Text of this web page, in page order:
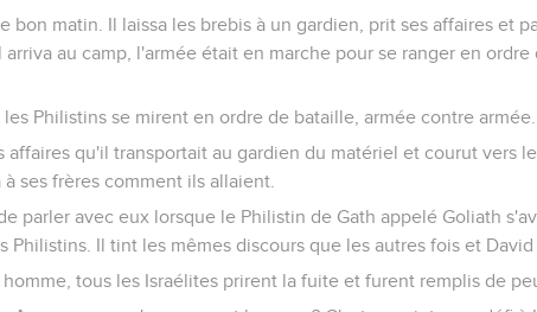
bon matin. Il laissa les brebis à un gardien, prit ses affaires et
arriva au camp, l'armée était en marche pour se ranger en
les Philistins se mirent en ordre de bataille, armée contre armée.
affaires qu'il transportait au gardien du matériel et courut vers
ses frères comment ils allaient.
parler avec eux lorsque le Philistin de Gath appelé Goliath
Philistins. Il tint les mêmes discours que les autres fois et
tous les Israélites prirent la fuite et furent remplis de